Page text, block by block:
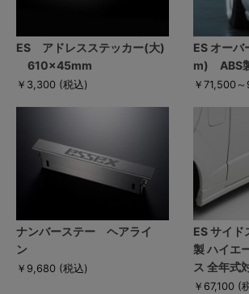
ES アドレスステッカー(大)
610×45mm
￥3,300 (税込)
ES オー
m) ABS
￥71,500
ナンバーステー ヘアライ
ン
￥9,680 (税込)
ES サイド
製 ハイエ
ス 全年式
￥67,100 (